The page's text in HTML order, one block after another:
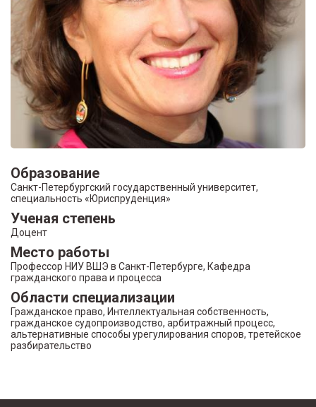
Образование
Санкт-Петербургский государственный университет,
специальность «Юриспруденция»
Ученая степень
Доцент
Место работы
Профессор НИУ ВШЭ в Санкт-Петербурге, Кафедра
гражданского права и процесса
Области специализации
Гражданское право, Интеллектуальная собственность,
гражданское судопроизводство, арбитражный процесс,
альтернативные способы урегулирования споров, третейское
разбирательство